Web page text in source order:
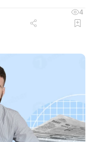
можуть
доповнення
4